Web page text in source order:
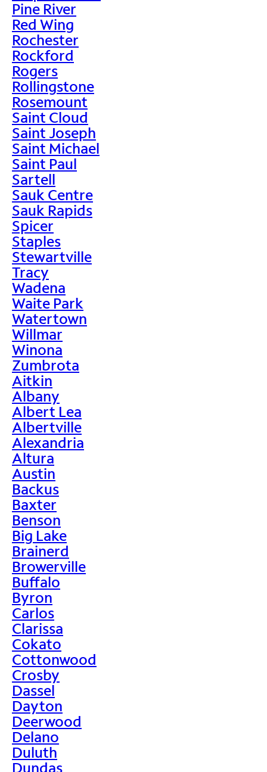
Pine River
Red Wing
Rochester
Rockford
Rogers
Rollingstone
Rosemount
Saint Cloud
Saint Joseph
Saint Michael
Saint Paul
Sartell
Sauk Centre
Sauk Rapids
Spicer
Staples
Stewartville
Tracy
Wadena
Waite Park
Watertown
Willmar
Winona
Zumbrota
Aitkin
Albany
Albert Lea
Albertville
Alexandria
Altura
Austin
Backus
Baxter
Benson
Big Lake
Brainerd
Browerville
Buffalo
Byron
Carlos
Clarissa
Cokato
Cottonwood
Crosby
Dassel
Dayton
Deerwood
Delano
Duluth
Dundas